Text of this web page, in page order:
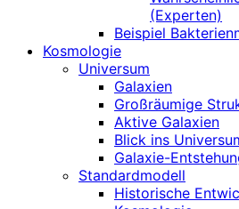
(Experten)
Beispiel
Kosmologie
Universum
Galaxien
Großräumige
Aktive Galaxien
Blick ins
Galaxie-
Standardmodell
Historische